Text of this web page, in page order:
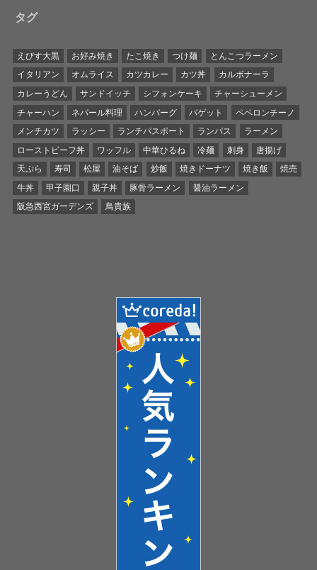
タグ
えびす大黒 お好み焼き たこ焼き つけ麺
とんこつラーメン
イタリアン
オムライス カツカレー カツ丼
カルボナーラ
カレーうどん
サンドイッチ シフォンケーキ
チャーシューメン
チャーハン
ネパール料理 ハンバーグ バゲット
ペペロンチーノ
メンチカツ
ラッシー ランチパスポート ランパス
ラーメン
ローストビーフ丼
ワッフル 中華ひるね 冷麺 刺身
唐揚げ
天ぷら
寿司 松屋 油そば 炒飯 焼きドーナツ 焼き飯
焼売
牛丼
甲子園口 親子丼 豚骨ラーメン
醤油ラーメン
阪急西宮ガーデンズ
鳥貴族